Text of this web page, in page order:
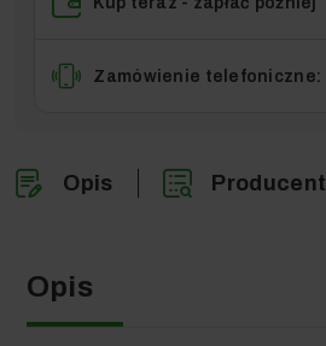
Zamówienie telefoniczne:
Opis Producent
Opis